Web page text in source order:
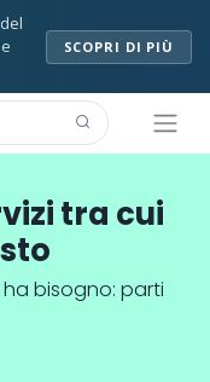
SCOPRI DI PIÙ
tra cui
bisogno: parti